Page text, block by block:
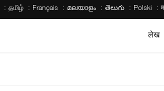
தமிழ் Français മലയാളം తెలుగు Polski
लेख